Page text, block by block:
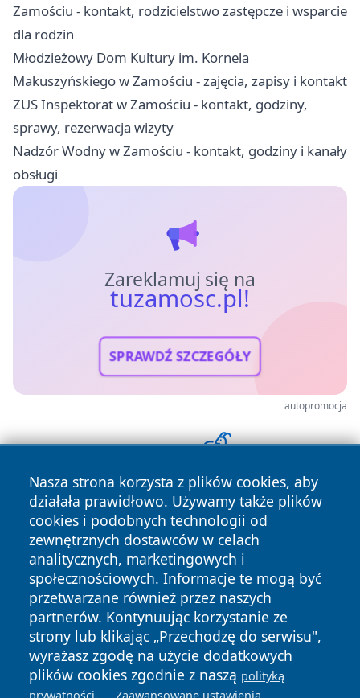
Zamościu - kontakt, rodzicielstwo zastępcze i wsparcie
dla rodzin
Młodzieżowy Dom Kultury im. Kornela
Makuszyńskiego w Zamościu - zajęcia, zapisy i kontakt
ZUS Inspektorat w Zamościu - kontakt, godziny,
sprawy, rezerwacja wizyty
Nadzór Wodny w Zamościu - kontakt, godziny i kanały
obsługi
Zareklamuj się na
tuzamosc.pl!
SPRAWDŹ SZCZEGÓŁY
autopromocja
Nasza strona korzysta z plików cookies, aby
działała prawidłowo. Używamy także plików
cookies i podobnych technologii od
zewnętrznych dostawców w celach
analitycznych, marketingowych i
społecznościowych. Informacje te mogą być
przetwarzane również przez naszych
partnerów. Kontynuując korzystanie ze
strony lub klikając „Przechodzę do serwisu",
wyrażasz zgodę na użycie dodatkowych
plików cookies zgodnie z naszą polityką
Copyright © 2026 tuzamosc.pl Wszystkie prawa zastrzeżone.
News Autorzy
Polityka
Prywatności
Polityka
Cookies